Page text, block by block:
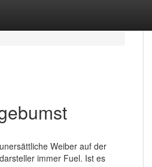
Weiber auf der
immer Fuel. Ist es